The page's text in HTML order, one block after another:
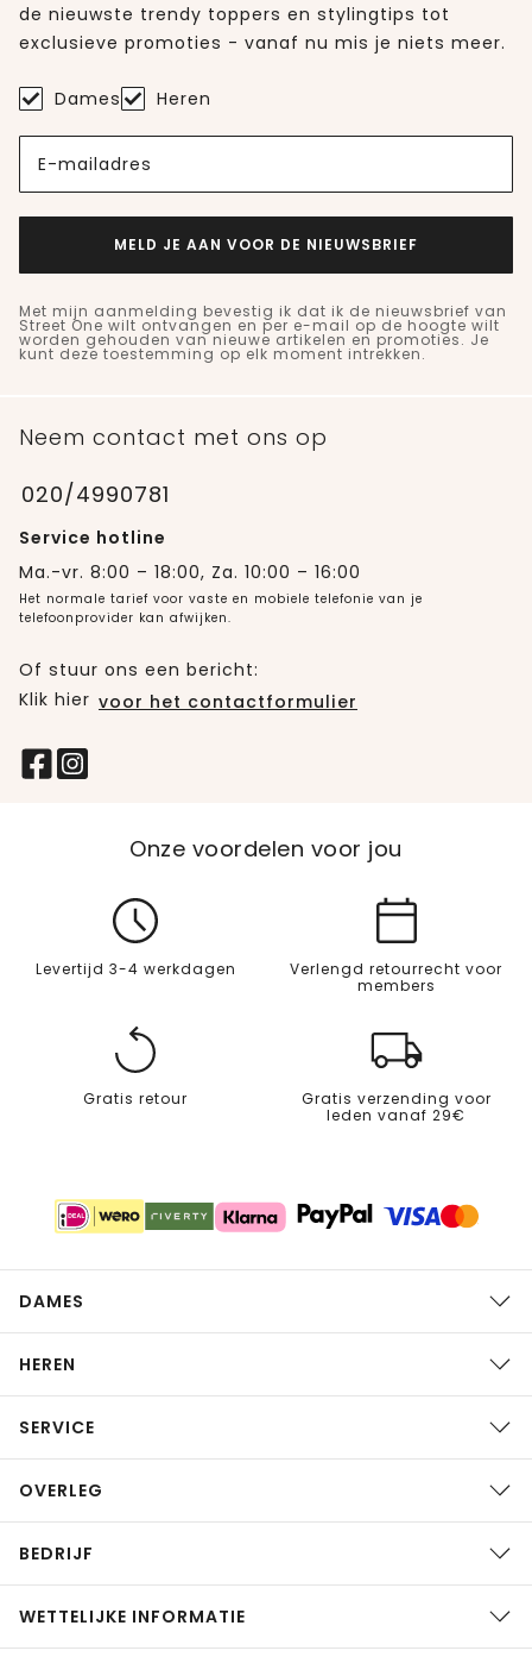
de nieuwste trendy toppers en stylingtips tot
exclusieve promoties - vanaf nu mis je niets meer.
Dames Heren
E-mailadres
MELD JE AAN VOOR DE NIEUWSBRIEF
Met mijn aanmelding bevestig ik dat ik de nieuwsbrief van
Street One wilt ontvangen en per e-mail op de hoogte wilt
worden gehouden van nieuwe artikelen en promoties. Je
kunt deze toestemming op elk moment intrekken.
Neem contact met ons op
020/4990781
Service hotline
Ma.-vr. 8:00 – 18:00, Za. 10:00 – 16:00
Het normale tarief voor vaste en mobiele telefonie van je
telefoonprovider kan afwijken.
Of stuur ons een bericht:
Klik hier voor het contactformulier
Onze voordelen voor jou
Levertijd 3-4 werkdagen
Verlengd retourrecht voor
members
Gratis retour
Gratis verzending voor
leden vanaf 29€
DAMES
HEREN
SERVICE
OVERLEG
BEDRIJF
WETTELIJKE INFORMATIE